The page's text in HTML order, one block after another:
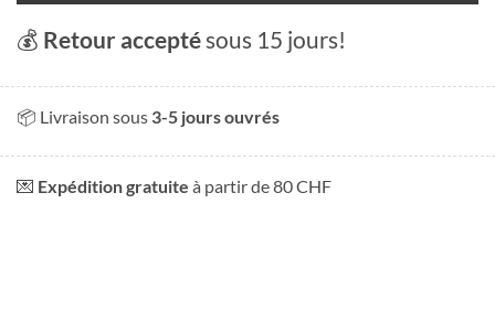
💰 Retour acceptésous 15 jours!
📦 Livraison sous 3-5 jours ouvrés
💌 Expédition gratuite à partir de 80 CHF